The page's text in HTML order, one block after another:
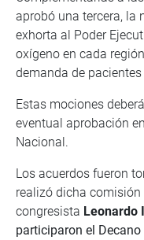
aprobó una tercera, la
exhorta al Poder
oxígeno en cada
demanda de pacientes
Estas mociones
eventual aprobación
Nacional.
Los acuerdos fueron
realizó dicha
congresista Leonardo
participaron el